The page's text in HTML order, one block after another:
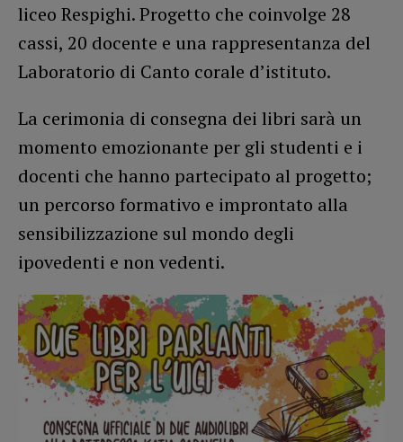
liceo Respighi. Progetto che coinvolge 28
cassi, 20 docente e una rappresentanza del
Laboratorio di Canto corale d’istituto.
La cerimonia di consegna dei libri sarà un
momento emozionante per gli studenti e i
docenti che hanno partecipato al progetto;
un percorso formativo e improntato alla
sensibilizzazione sul mondo degli
ipovedenti e non vedenti.